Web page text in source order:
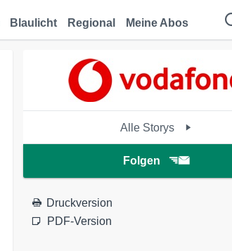
Blaulicht Regional Meine Abos
Alle Storys
Folgen
Druckversion
PDF-Version